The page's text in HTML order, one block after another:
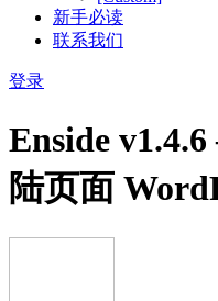
新手必读
联系我们
登录
Enside
陆页面